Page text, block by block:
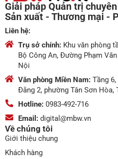
Giải pháp Quản trị
Sản xuất - Thương mại -
Liên hệ:
Trụ sở chính: Khu văn phòng
Bộ Công An, Đường Phạm
Nội
Văn phòng Miền Nam: Tầng
Đằng 2, phường Tân Sơn Hòa,
Hotline: 0983-492-716
Email: digital@mbw.vn
Về chúng tôi
Giới thiệu chung
Khách hàng